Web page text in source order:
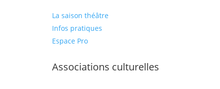
La saison théâtre
Infos pratiques
Espace Pro
Associations culturelles